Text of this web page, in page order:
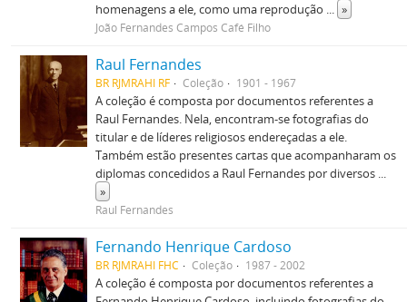
homenagens a ele, como uma reprodução ... »
João Fernandes Campos Café Filho
Raul Fernandes
BR RJMRAHI RF Coleção 1901 - 1967
A coleção é composta por documentos referentes a
Raul Fernandes. Nela, encontram-se fotografias do
titular e de líderes religiosos endereçadas a ele.
Também estão presentes cartas que acompanharam os
diplomas concedidos a Raul Fernandes por diversos ...
»
Raul Fernandes
Fernando Henrique Cardoso
BR RJMRAHI FHC Coleção 1987 - 2002
A coleção é composta por documentos referentes a